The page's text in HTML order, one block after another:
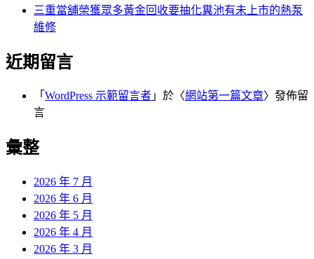
三重當舖榮獲眾多黃金回收要抽化糞池有未上市的熱泵
維修
近期留言
「 WordPress 示範留言者 」於〈網站第一篇文章〉發佈留
言
彙整
2026 年 7 月
2026 年 6 月
2026 年 5 月
2026 年 4 月
2026 年 3 月